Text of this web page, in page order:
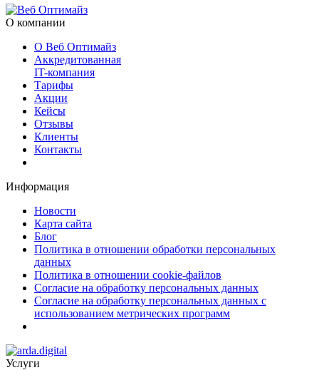
О компании
О Веб Оптимайз
Аккредитованная
IT-компания
Тарифы
Акции
Кейсы
Отзывы
Клиенты
Контакты
Информация
Новости
Карта сайта
Блог
Политика в отношении обработки персональных
данных
Политика в отношении cookie-файлов
Согласие на обработку персональных данных
Согласие на обработку персональных данных с
использованием метрических программ
Услуги